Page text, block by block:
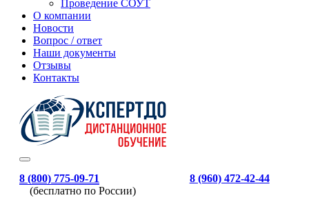
Проведение СОУТ
О компании
Новости
Вопрос / ответ
Наши документы
Отзывы
Контакты
8 (800) 775-09-71
(бесплатно по России)
8 (960) 472-42-44